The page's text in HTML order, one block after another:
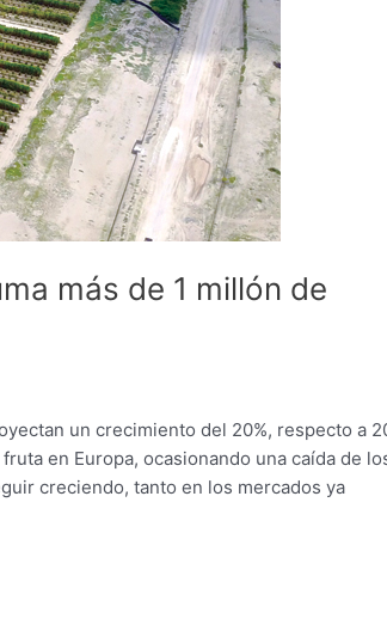
más de 1 millón de
un crecimiento del 20%, respecto a
en Europa, ocasionando una caída de
creciendo, tanto en los mercados ya